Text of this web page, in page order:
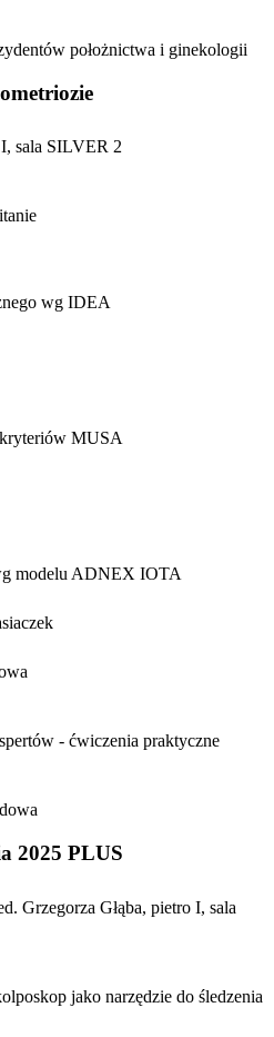
położnictwa i ginekologii
sala SILVER 2
wg IDEA
MUSA
modelu ADNEX IOTA
- ćwiczenia praktyczne
2025 PLUS
Grzegorza Głąba, pietro I, sala
jako narzędzie do śledzenia